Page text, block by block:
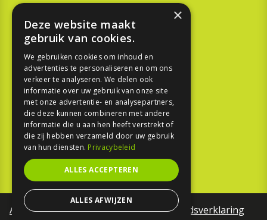
KOOPGIDS
TESTEN
SPORT
REPORTAGE
TOUREN
NIEUWSBRIEF
Algemene voorwaardenToegankelijkheidsverklaring
×
Deze website maakt
gebruik van cookies.
We gebruiken cookies om inhoud en
advertenties te personaliseren en om ons
verkeer te analyseren. We delen ook
informatie over uw gebruik van onze site
met onze advertentie- en analysepartners,
die deze kunnen combineren met andere
informatie die u aan hen heeft verstrekt of
die zij hebben verzameld door uw gebruik
van hun diensten. Privacybeleid
ALLES ACCEPTEREN
ALLES AFWIJZEN